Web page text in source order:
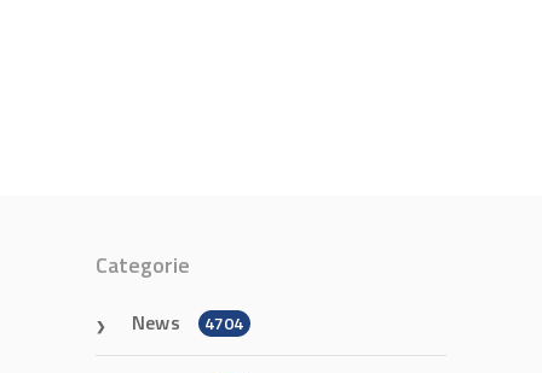
Categorie
News 4704